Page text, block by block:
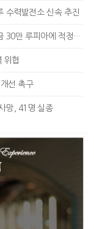
수력발전소 신속 추진
루피아에 적정성 제기
위협
선 촉구
망, 41명 실종